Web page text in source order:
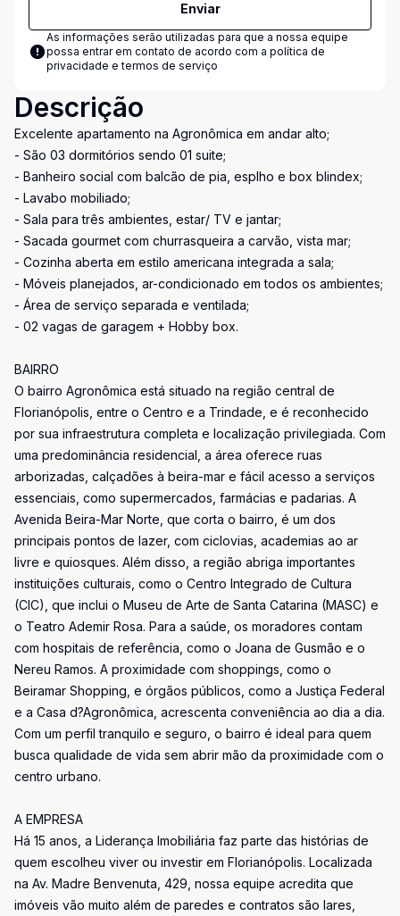
Enviar
As informações serão utilizadas para que a nossa equipe
possa entrar em contato de acordo com a política de
privacidade e termos de serviço
Descrição
Excelente apartamento na Agronômica em andar alto;
- São 03 dormitórios sendo 01 suite;
- Banheiro social com balcão de pia, esplho e box blindex;
- Lavabo mobiliado;
- Sala para três ambientes, estar/ TV e jantar;
- Sacada gourmet com churrasqueira a carvão, vista mar;
- Cozinha aberta em estilo americana integrada a sala;
- Móveis planejados, ar-condicionado em todos os ambientes;
- Área de serviço separada e ventilada;
- 02 vagas de garagem + Hobby box.
BAIRRO
O bairro Agronômica está situado na região central de
Florianópolis, entre o Centro e a Trindade, e é reconhecido
por sua infraestrutura completa e localização privilegiada. Com
uma predominância residencial, a área oferece ruas
arborizadas, calçadões à beira-mar e fácil acesso a serviços
essenciais, como supermercados, farmácias e padarias. A
Avenida Beira-Mar Norte, que corta o bairro, é um dos
principais pontos de lazer, com ciclovias, academias ao ar
livre e quiosques. Além disso, a região abriga importantes
instituições culturais, como o Centro Integrado de Cultura
(CIC), que inclui o Museu de Arte de Santa Catarina (MASC) e
o Teatro Ademir Rosa. Para a saúde, os moradores contam
com hospitais de referência, como o Joana de Gusmão e o
Nereu Ramos. A proximidade com shoppings, como o
Beiramar Shopping, e órgãos públicos, como a Justiça Federal
e a Casa d?Agronômica, acrescenta conveniência ao dia a dia.
Com um perfil tranquilo e seguro, o bairro é ideal para quem
busca qualidade de vida sem abrir mão da proximidade com o
centro urbano.
A EMPRESA
Há 15 anos, a Liderança Imobiliária faz parte das histórias de
quem escolheu viver ou investir em Florianópolis. Localizada
na Av. Madre Benvenuta, 429, nossa equipe acredita que
imóveis vão muito além de paredes e contratos são lares,